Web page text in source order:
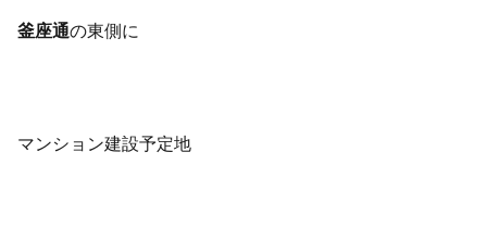
釜座通の東側に
マンション建設予定地